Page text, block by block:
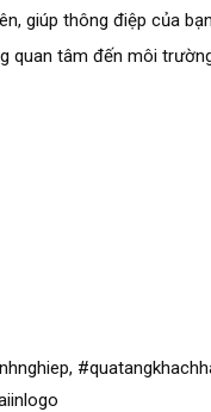
giúp thông điệp của
quan tâm đến môi